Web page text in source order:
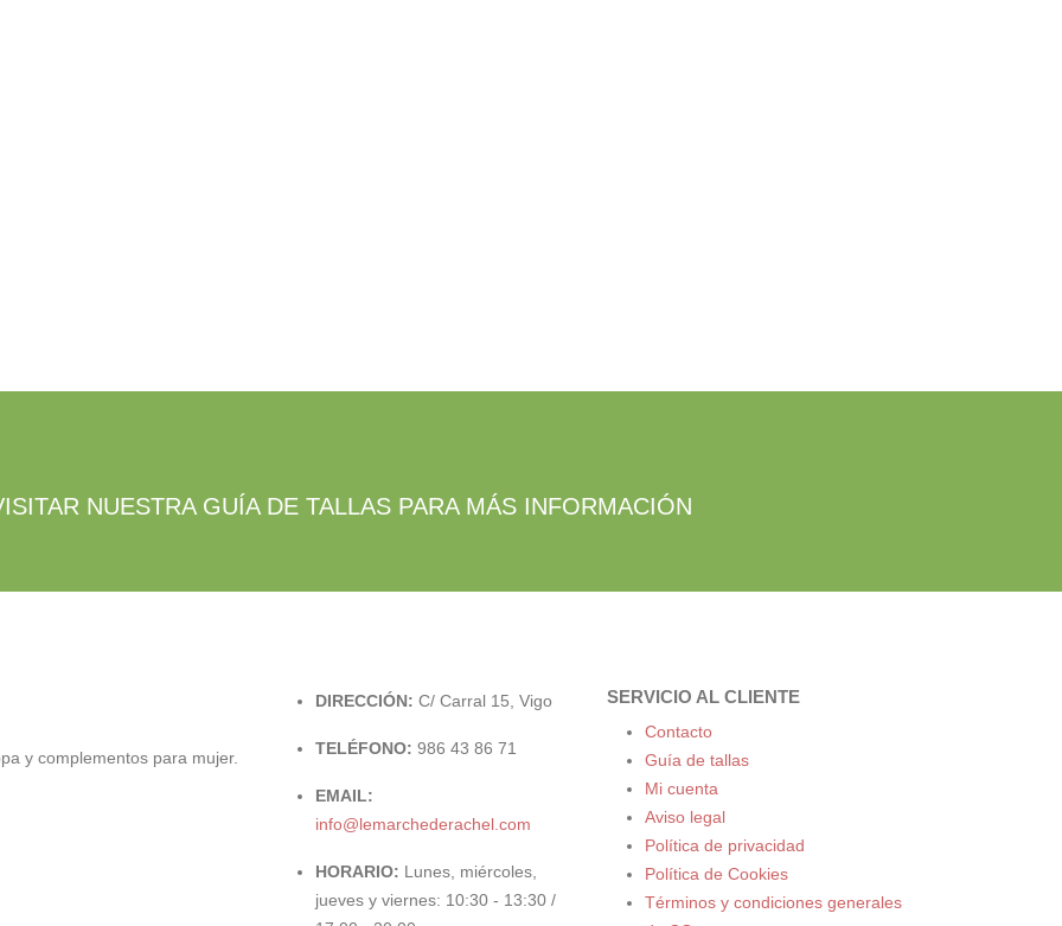
NUESTRA GUÍA DE TALLAS PARA MÁS INFORMACIÓN
y complementos para mujer.
DIRECCIÓN: C/ Carral 15, Vigo
TELÉFONO: 986 43 86 71
EMAIL:
info@lemarchederachel.com
HORARIO: Lunes, miércoles,
jueves y viernes: 10:30 - 13:30 /
SERVICIO AL CLIENTE
Contacto
Guía de tallas
Mi cuenta
Aviso legal
Política de privacidad
Política de Cookies
Términos y condiciones generales